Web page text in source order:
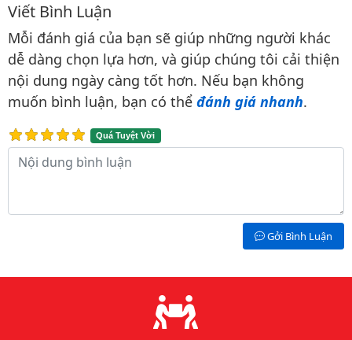
Bình luận & Đánh giá
Viết Bình Luận
Mỗi đánh giá của bạn sẽ giúp những người khác
dễ dàng chọn lựa hơn, và giúp chúng tôi cải thiện
nội dung ngày càng tốt hơn. Nếu bạn không
muốn bình luận, bạn có thể đánh giá nhanh.
Quá Tuyệt Vời
Nội dung bình luận
Gởi Bình Luận
Lý do chọn chúng tôi